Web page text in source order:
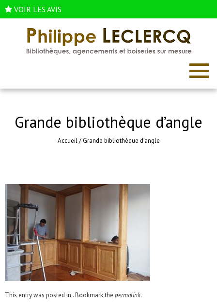
VOIR LES AVIS
Grande bibliothèque d’angle
Accueil/Grande bibliothèque d’angle
This entry was posted in . Bookmark the permalink.